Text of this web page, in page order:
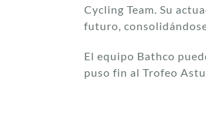
Cycling Team. Su
futuro,
El equipo Bathco
puso fin al Trofeo